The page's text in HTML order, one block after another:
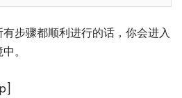
步骤都顺利进行的话，你会进入
。